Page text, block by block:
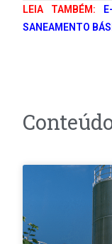
LEIA TAMBÉM:
SANEAMENTO